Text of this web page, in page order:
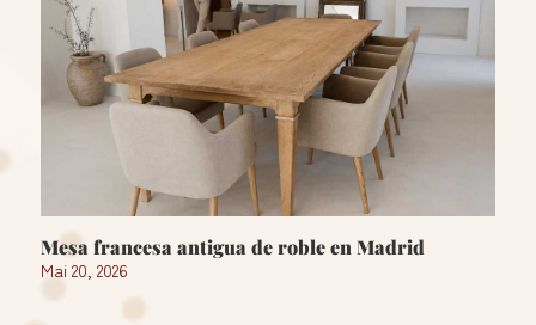
Mesa francesa antigua de roble en Madrid
Mai 20, 2026